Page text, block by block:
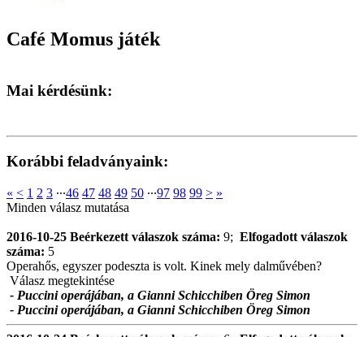
Café Momus játék
Mai kérdésünk:
Korábbi feladványaink:
« < 1 2 3 ∙∙∙46 47 48 49 50 ∙∙∙97 98 99 > »
Minden válasz mutatása
2016-10-25 Beérkezett válaszok száma: 9; Elfogadott válaszok
száma: 5
Operahős, egyszer podeszta is volt. Kinek mely dalművében?
Válasz megtekintése
- Puccini operájában, a Gianni Schicchiben Öreg Simon
- Puccini operájában, a Gianni Schicchiben Öreg Simon